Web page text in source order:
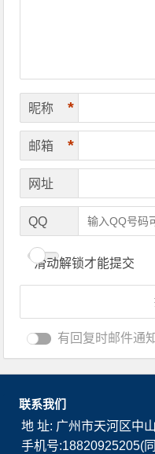
昵称 *
邮箱 *
网址
QQ
滑动解锁才能提交
有回复时邮件通
联系我们
地 址: 广州市天河区中
手机号:18820925205(